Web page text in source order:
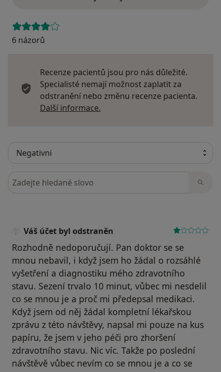
6 názorů
Recenze pacientů jsou pro nás důležité.
Specialisté nemají možnost zaplatit za
odstranění nebo změnu recenze pacienta.
Další informace.
Hledejte v názorech
Váš účet byl odstraněn
Rozhodně nedoporučují. Pan doktor se se
mnou nebavil, i když jsem ho žádal o rozsáhlé
vyšetření a diagnostiku mého zdravotního
stavu. Sezení trvalo 10 minut, vůbec mi nesdelil
co se mnou je a proč mi předepsal medikaci.
Když jsem od něj žádal kompletní lékařskou
zprávu z této návštěvy, napsal mi pouze na kus
papíru, že jsem v jeho péči pro zhoršení
zdravotního stavu. Nic víc. Takže po poslední
návštěvě vůbec nevím co se mnou je a co se